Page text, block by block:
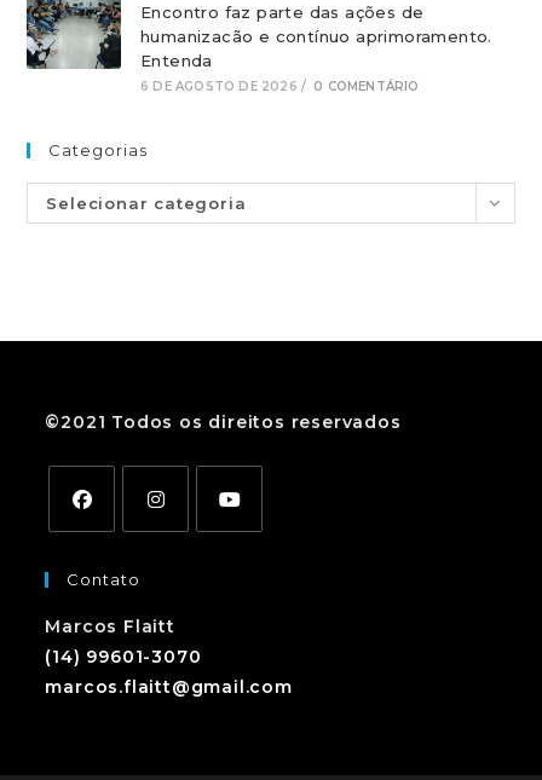
Encontro faz parte das ações de
humanizacão e contínuo aprimoramento.
Entenda
6 DE AGOSTO DE 2026 / 0 COMENTÁRIO
Categorias
Selecionar categoria
©2021 Todos os direitos reservados
Contato
Marcos Flaitt
(14) 99601-3070
marcos.flaitt@gmail.com